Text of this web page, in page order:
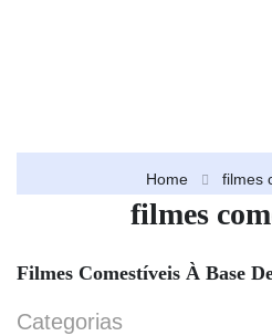
Home filmes
filmes
Filmes Comestíveis À Base
Categorias